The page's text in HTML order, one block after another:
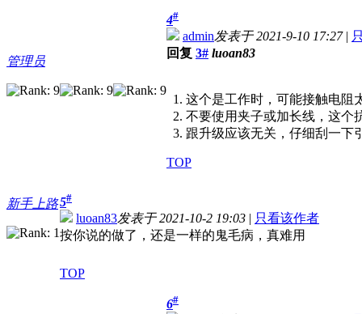
管理员
4#
admin发表于 2021-9-10 17:27|
回复 3# luoan83
1. 这个是工作时，可能接触电阻
2. 不要使用夹子或加长线，这个
3. 跟升级应该无关，仔细刮一下
TOP
新手上路5#
luoan83发表于 2021-10-2 19:03 | 只看该作者
按你说的做了，还是一样的鬼毛病，真难用
TOP
6#